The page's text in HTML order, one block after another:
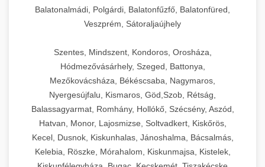
Balatonalmádi, Polgárdi, Balatonfűzfő, Balatonfüred,
Veszprém, Sátoraljaújhely
Szentes, Mindszent, Kondoros, Orosháza,
Hódmezővásárhely, Szeged, Battonya,
Mezőkovácsháza, Békéscsaba, Nagymaros,
Nyergesújfalu, Kismaros, Göd,Szob, Rétság,
Balassagyarmat, Romhány, Hollókő, Szécsény, Aszód,
Hatvan, Monor, Lajosmizse, Soltvadkert, Kiskőrös,
Kecel, Dusnok, Kiskunhalas, Jánoshalma, Bácsalmás,
Kelebia, Röszke, Mórahalom, Kiskunmajsa, Kistelek,